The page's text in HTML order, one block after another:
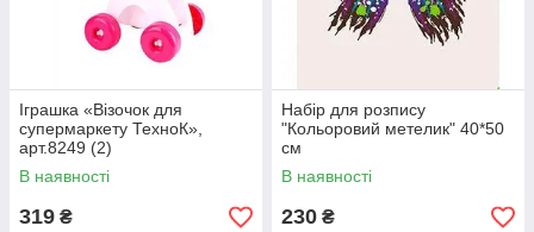
Іграшка «Візочок для
супермаркету ТехноК»,
арт.8249 (2)
В наявності
319 ₴
Набір для розпису
"Кольоровий метелик" 40*50
см
В наявності
230 ₴